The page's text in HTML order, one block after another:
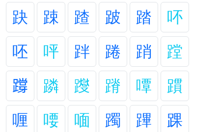
趹
踈 蹅 跛 踏
吥
呸
呯 跘 踡 踃
蹚
𨅝
蹸 躞 蹐 嘾
躀
喱
喓 喕 躅 蹕
踝